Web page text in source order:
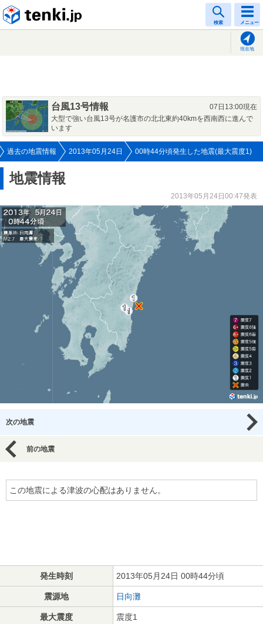
検索 メニュー
現在地
台風13号情報
07日13:00現在
大型で強い台風13号が名護市の北北東約40kmを西南西に進んで
います
過去の地震情報 2013年05月24日 00時44分頃発生した地震(最大震度1)
地震情報
2013年05月24日00:47発表
次の地震
前の地震
この地震による津波の心配はありません。
発生時刻 2013年05月24日 00時44分頃
震源地 日向灘
最大震度 震度1